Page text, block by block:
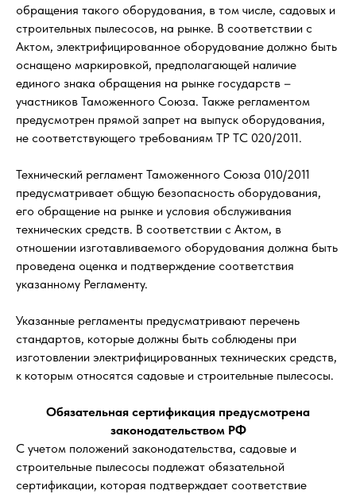
обращения такого оборудования, в том числе, садовых и
строительных пылесосов, на рынке. В соответствии с
Актом, электрифицированное оборудование должно быть
оснащено маркировкой, предполагающей наличие
единого знака обращения на рынке государств –
участников Таможенного Союза. Также регламентом
предусмотрен прямой запрет на выпуск оборудования,
не соответствующего требованиям ТР ТС 020/2011.
Технический регламент Таможенного Союза 010/2011
предусматривает общую безопасность оборудования,
его обращение на рынке и условия обслуживания
технических средств. В соответствии с Актом, в
отношении изготавливаемого оборудования должна быть
проведена оценка и подтверждение соответствия
указанному Регламенту.
Указанные регламенты предусматривают перечень
стандартов, которые должны быть соблюдены при
изготовлении электрифицированных технических средств,
к которым относятся садовые и строительные пылесосы.
Обязательная сертификация предусмотрена
законодательством РФ
С учетом положений законодательства, садовые и
строительные пылесосы подлежат обязательной
сертификации, которая подтверждает соответствие